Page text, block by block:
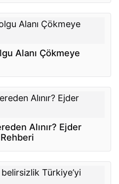
Alanı Çökmeye
Alınır? Ejder